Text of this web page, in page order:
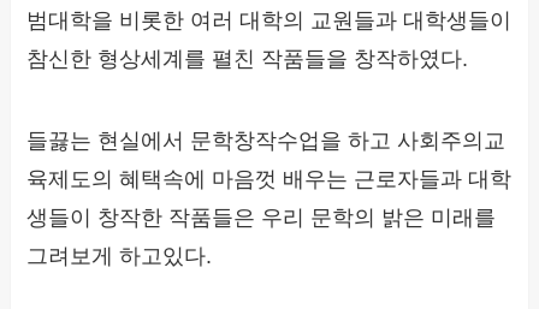
범대학을 비롯한 여러 대학의 교원들과 대학생들이
참신한 형상세계를 펼친 작품들을 창작하였다.
들끓는 현실에서 문학창작수업을 하고 사회주의교
육제도의 혜택속에 마음껏 배우는 근로자들과 대학
생들이 창작한 작품들은 우리 문학의 밝은 미래를
그려보게 하고있다.